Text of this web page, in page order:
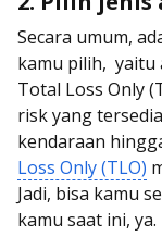
Secara umum,
kamu pilih, yaitu
Total Loss Only
risk yang
kendaraan
Loss Only (TLO)
Jadi, bisa kamu
kamu saat ini, ya.